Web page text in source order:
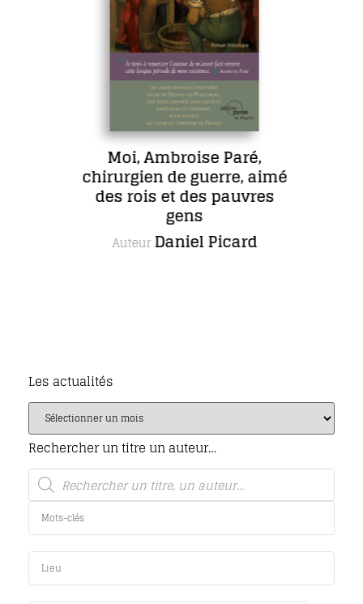
Moi, Ambroise Paré,
chirurgien de guerre, aimé
des rois et des pauvres
gens
AuteurDaniel Picard
Les actualités
Rechercher un titre un auteur…